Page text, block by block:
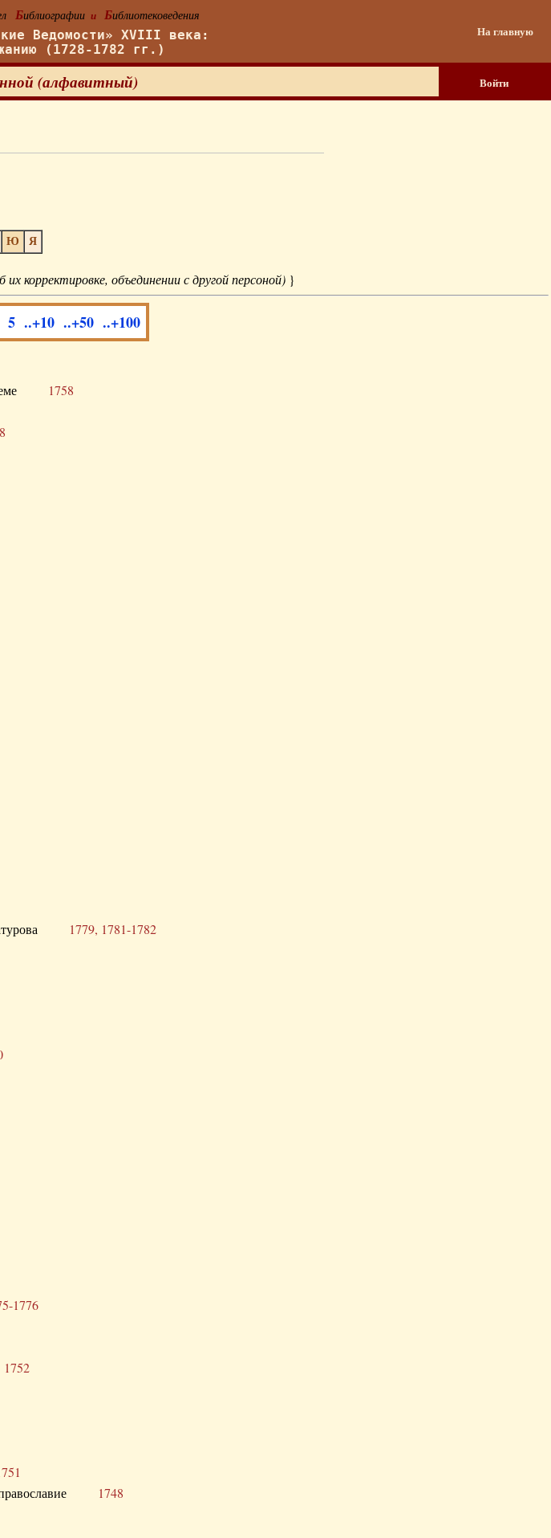
Библиографии и Библиотековедения
Ведомости» XVIII века:
(1728-1782 гг.)
На главную
(алфавитный) Войти
Ю Я
корректировке, объединении с другой персоной) }
5 ..+10 ..+50 ..+100
1758
1779, 1781-1782
1776
1752
православие 1748